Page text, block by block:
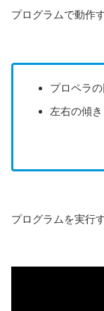
プログラムで動作
プロペラ
左右の傾き
プログラムを実行